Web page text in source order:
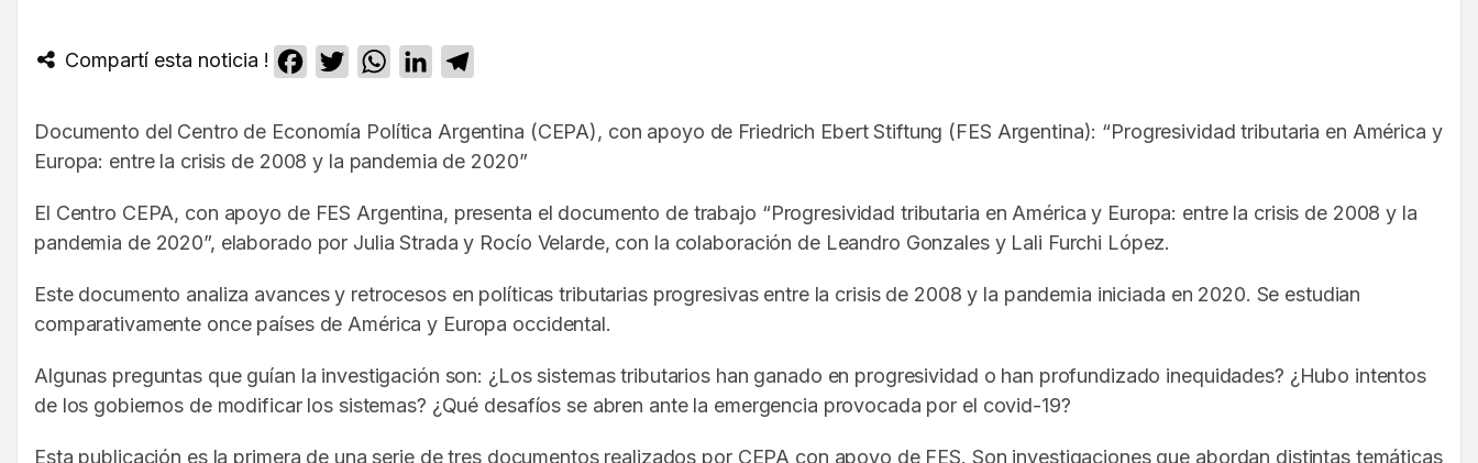
Compartí esta noticia ! Facebook
TwitterWhatsApp
LinkedIn
Documento del Centro de Economía Política Argentina (CEPA), con apoyo de Friedrich Ebert Stiftung (FES Argentina): “Progresividad tributaria en América y
Europa: entre la crisis de 2008 y la pandemia de 2020”
El Centro CEPA, con apoyo de FES Argentina, presenta el documento de trabajo “Progresividad tributaria en América y Europa: entre la crisis de 2008 y la
pandemia de 2020”, elaborado por Julia Strada y Rocío Velarde, con la colaboración de Leandro Gonzales y Lali Furchi López.
Este documento analiza avances y retrocesos en políticas tributarias progresivas entre la crisis de 2008 y la pandemia iniciada en 2020. Se estudian
comparativamente once países de América y Europa occidental.
Algunas preguntas que guían la investigación son: ¿Los sistemas tributarios han ganado en progresividad o han profundizado inequidades? ¿Hubo intentos
de los gobiernos de modificar los sistemas? ¿Qué desafíos se abren ante la emergencia provocada por el covid-19?
Esta publicación es la primera de una serie de tres documentos realizados por CEPA con apoyo de FES. Son investigaciones que abordan distintas temáticas